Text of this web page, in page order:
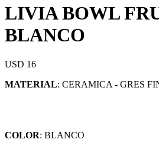
LIVIA BOWL
BLANCO
USD 16
MATERIAL: CERAMICA - GRES
COLOR: BLANCO